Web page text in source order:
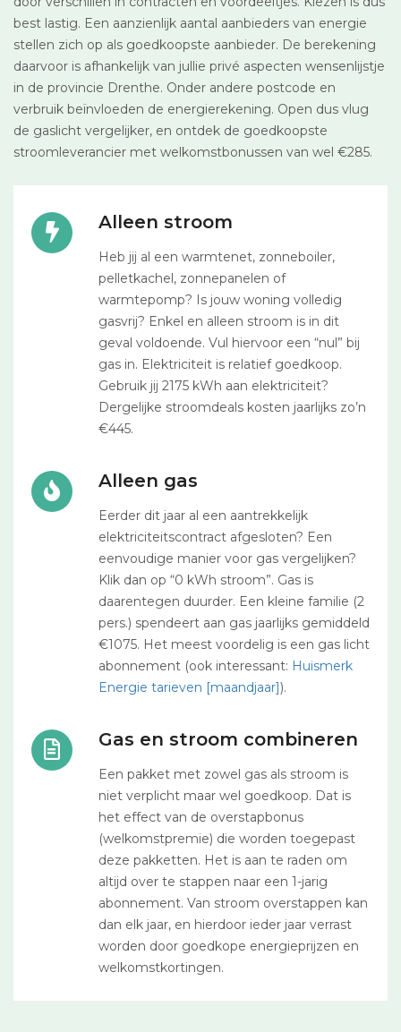
best lastig. Een aanzienlijk aantal aanbieders van energie
stellen zich op als goedkoopste aanbieder. De berekening
daarvoor is afhankelijk van jullie privé aspecten wensenlijstje
in de provincie Drenthe. Onder andere postcode en
verbruik beïnvloeden de energierekening. Open dus vlug
de gaslicht vergelijker, en ontdek de goedkoopste
stroomleverancier met welkomstbonussen van wel €285.
Alleen stroom
Heb jij al een warmtenet, zonneboiler,
pelletkachel, zonnepanelen of
warmtepomp? Is jouw woning volledig
gasvrij? Enkel en alleen stroom is in dit
geval voldoende. Vul hiervoor een “nul” bij
gas in. Elektriciteit is relatief goedkoop.
Gebruik jij 2175 kWh aan elektriciteit?
Dergelijke stroomdeals kosten jaarlijks zo’n
€445.
Alleen gas
Eerder dit jaar al een aantrekkelijk
elektriciteitscontract afgesloten? Een
eenvoudige manier voor gas vergelijken?
Klik dan op “0 kWh stroom”. Gas is
daarentegen duurder. Een kleine familie (2
pers.) spendeert aan gas jaarlijks gemiddeld
€1075. Het meest voordelig is een gas licht
abonnement (ook interessant: Huismerk
Energie tarieven [maandjaar]).
Gas en stroom combineren
Een pakket met zowel gas als stroom is
niet verplicht maar wel goedkoop. Dat is
het effect van de overstapbonus
(welkomstpremie) die worden toegepast
deze pakketten. Het is aan te raden om
altijd over te stappen naar een 1-jarig
abonnement. Van stroom overstappen kan
dan elk jaar, en hierdoor ieder jaar verrast
worden door goedkope energieprijzen en
welkomstkortingen.